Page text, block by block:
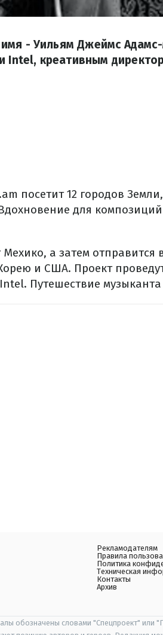
- Уильям Джеймс
Intel, креативным
посетит 12 городов
для композиций
а затем
и США. Проект
Путешествие
Рекламодателям
Правила
Политика
Техническая
Контакты
Архив
обозначены словами "Спецпроект" или